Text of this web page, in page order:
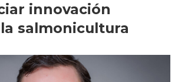
innovación
salmonicultura